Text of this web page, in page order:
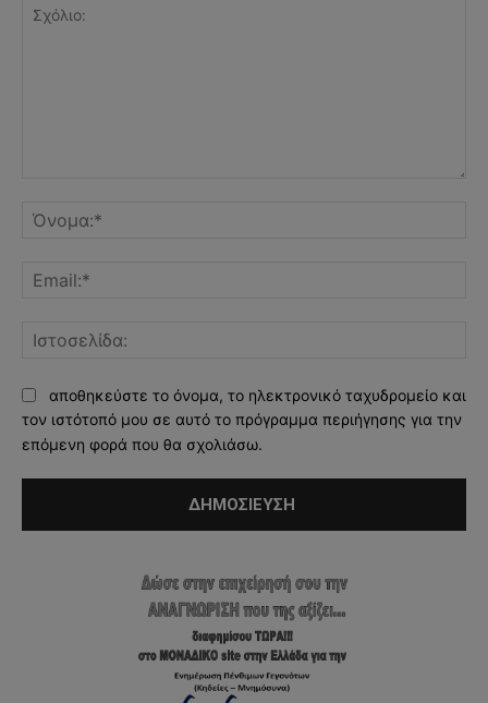
αποθηκεύστε το όνομα, το ηλεκτρονικό ταχυδρομείο και
τον ιστότοπό μου σε αυτό το πρόγραμμα περιήγησης για την
επόμενη φορά που θα σχολιάσω.